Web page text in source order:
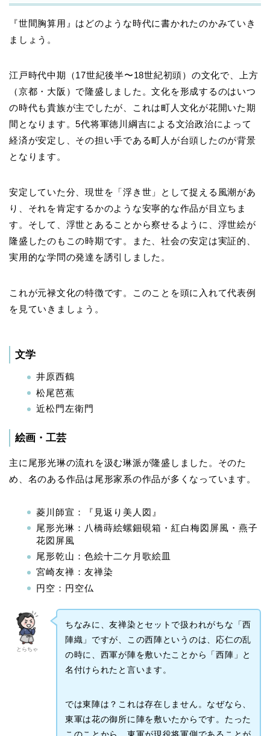
『世間胸算用』はどのような時代に書かれたのかみていき
ましょう。
江戸時代中期（17世紀後半〜18世紀初頭）の文化で、上方
（京都・大阪）で隆盛しました。文化を形成するのはいつ
の時代も貴族が主でしたが、これは町人文化が花開いた期
間となります。5代将軍徳川綱吉による文治政治によって
経済が安定し、その担い手である町人が台頭したのが背景
となります。
安定していた分、現世を「浮き世」として捉える風潮があ
り、それを肯定するかのような安寧的な作品が目立ちま
す。そして、浮世とあることから察せるように、浮世絵が
隆盛したのもこの時期です。また、社会の安定は実証的、
実用的な学問の発達を誘引しました。
これが元禄文化の特徴です。このことを頭に入れて代表例
を見ていきましょう。
文学
井原西鶴
松尾芭蕉
近松門左衛門
絵画・工芸
主に尾形光琳の流れを汲む琳派が隆盛しました。そのた
め、名のある作品は尾形家系の作品が多くなっています。
菱川師宣：『見返り美人図』
尾形光琳：八橋蒔絵螺鈿硯箱・紅白梅図屏風・燕子
花図屏風
尾形乾山：色絵十二ケ月歌絵皿
宮崎友禅：友禅染
円空：円空仏
とらちゃ
ちなみに、友禅染とセットで扱われがちな「西
陣織」ですが、この西陣というのは、応仁の乱
の時に、西軍が陣を敷いたことから「西陣」と
名付けられたと言います。
では東陣は？これは存在しません。なぜなら、
東軍は花の御所に陣を敷いたからです。たった